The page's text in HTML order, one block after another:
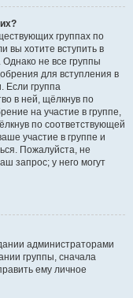
группах по
вы хотите вступить в
не все группы
для вступления в
Если группа
в ней, щёлкнув по
на участие в группе,
по соответствующей
участие в группе и
Пожалуйста, не
запрос; у него могут
администраторами
группы, сначала
ему личное